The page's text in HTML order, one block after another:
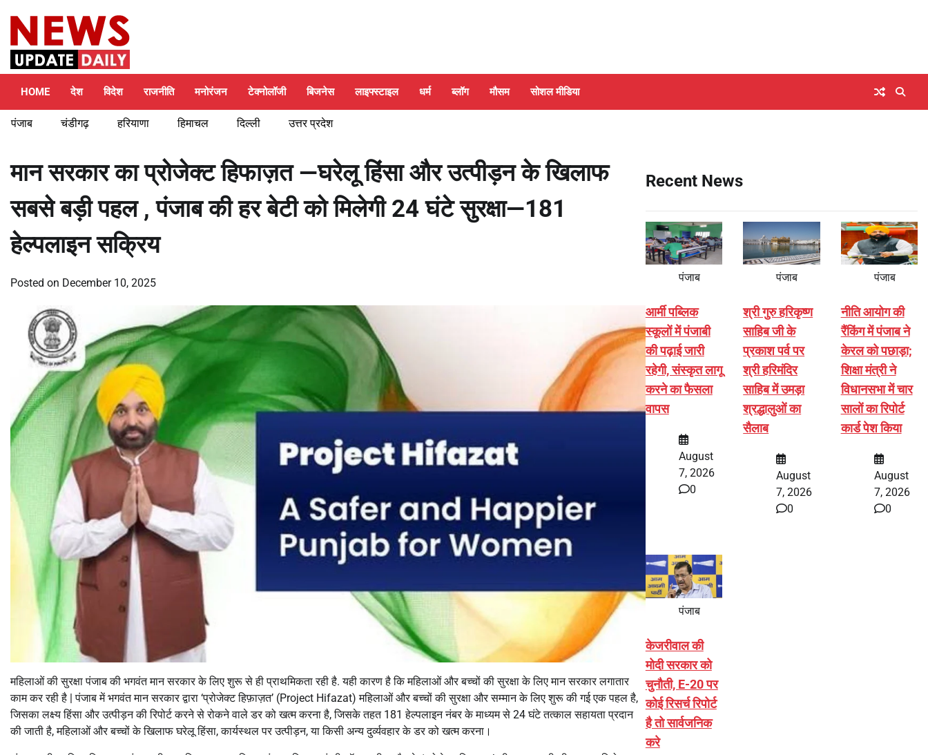
content
HOME देश विदेश राजनीति मनोरंजन टेक्नोलॉजी बिजनेस लाइफ्स्टाइल धर्म ब्लॉग मौसम सोशल मीडिया
पंजाब चंडीगढ़ हरियाणा हिमाचल दिल्ली उत्तर प्रदेश
मान सरकार का प्रोजेक्ट हिफाज़त —घरेलू हिंसा और उत्पीड़न के खिलाफ
सबसे बड़ी पहल , पंजाब की हर बेटी को मिलेगी 24 घंटे सुरक्षा—181
हेल्पलाइन सक्रिय
Posted on December 10, 2025
महिलाओं की सुरक्षा पंजाब की भगवंत मान सरकार के लिए शुरू से ही प्राथमिकता रही है. यही कारण है कि महिलाओं और बच्चों की सुरक्षा के लिए मान सरकार लगातार
काम कर रही है | पंजाब में भगवंत मान सरकार द्वारा ‘प्रोजेक्ट हिफ़ाज़त’ (Project Hifazat) महिलाओं और बच्चों की सुरक्षा और सम्मान के लिए शुरू की गई एक पहल है,
जिसका लक्ष्य हिंसा और उत्पीड़न की रिपोर्ट करने से रोकने वाले डर को खत्म करना है, जिसके तहत 181 हेल्पलाइन नंबर के माध्यम से 24 घंटे तत्काल सहायता प्रदान
की जाती है, महिलाओं और बच्चों के खिलाफ घरेलू हिंसा, कार्यस्थल पर उत्पीड़न, या किसी अन्य दुर्व्यवहार के डर को खत्म करना।
Recent News
पंजाब
आर्मी पब्लिक
स्कूलों में पंजाबी
की पढ़ाई जारी
रहेगी, संस्कृत लागू
करने का फैसला
वापस
August
7, 2026
0
पंजाब
श्री गुरु हरिकृष्ण
साहिब जी के
प्रकाश पर्व पर
श्री हरिमंदिर
साहिब में उमड़ा
श्रद्धालुओं का
सैलाब
August
7, 2026
0
पंजाब
नीति आयोग की
रैंकिंग में पंजाब ने
केरल को पछाड़ा;
शिक्षा मंत्री ने
विधानसभा में चार
सालों का रिपोर्ट
कार्ड पेश किया
August
7, 2026
0
पंजाब
केजरीवाल की
मोदी सरकार को
चुनौती, E-20 पर
कोई रिसर्च रिपोर्ट
है तो सार्वजनिक
करे